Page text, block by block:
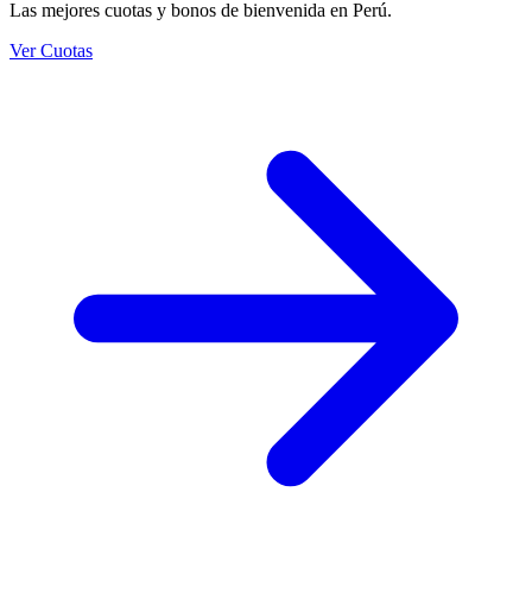
Las mejores cuotas y bonos de bienvenida en Perú.
Ver Cuotas